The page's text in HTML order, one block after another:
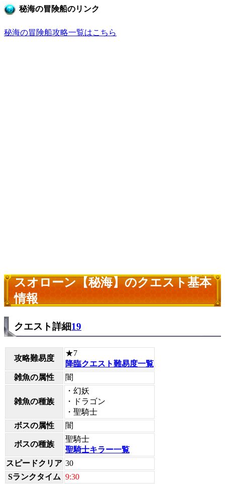
秘海の冒険船のリンク
秘海の冒険船攻略一覧はこちら
スオローン【秘海】のクエスト基本
情報
クエスト詳細19
攻略難易度
★7
降臨クエスト難易度一覧
雑魚の属性
闇
雑魚の種族
・幻妖
・ドラゴン
・聖騎士
ボスの属性
闇
ボスの種族
聖騎士
聖騎士キラー一覧
スピードクリア 30
Sランクタイム 9:30